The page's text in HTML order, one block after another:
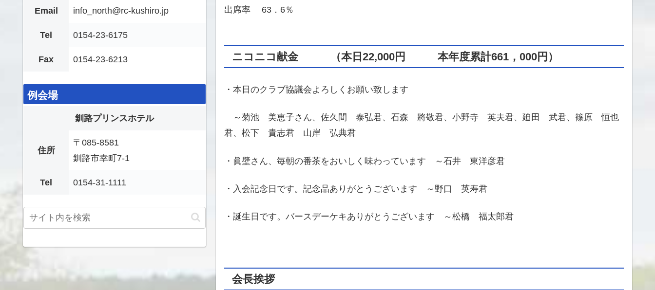
出席率 63．6％
ニコニコ献金 （本日22,000円 本年度累計661，000円 ）
・本日のクラブ協議会よろしくお願い致します
～菊池 美恵子さん、佐久間 泰弘君、石森 將敬君、小野寺 英夫君、廹田 武君、篠原 恒也
君、松下 貴志君 山岸 弘典君
・眞壁さん、毎朝の番茶をおいしく味わっています ～石井 東洋彦君
・入会記念日です。記念品ありがとうございます ～野口 英寿君
・誕生日です。バースデーケキありがとうございます ～松橋 福太郎君
会長挨拶
Email info_north@rc-kushiro.jp
Tel 0154-23-6175
Fax 0154-23-6213
例会場
釧路プリンスホテル
住所
〒085-8581
釧路市幸町7-1
Tel 0154-31-1111